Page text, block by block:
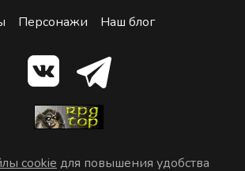
Персонажи Наш блог
cookie для повышения удобства